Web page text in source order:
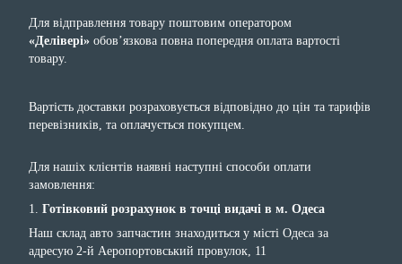
Для відправлення товару поштовим оператором
«Делівері» обов’язкова повна попередня оплата вартості
товару.
Вартість доставки розраховується відповідно до цін та тарифів
перевізників, та оплачується покупцем.
Для нашіх клієнтів наявні наступні способи оплати
замовлення:
1. Готівковий розрахунок в точці видачі в м. Одеса
Наш склад авто запчастин знаходиться у місті Одеса за
адресую 2-й Аеропортовський провулок, 11